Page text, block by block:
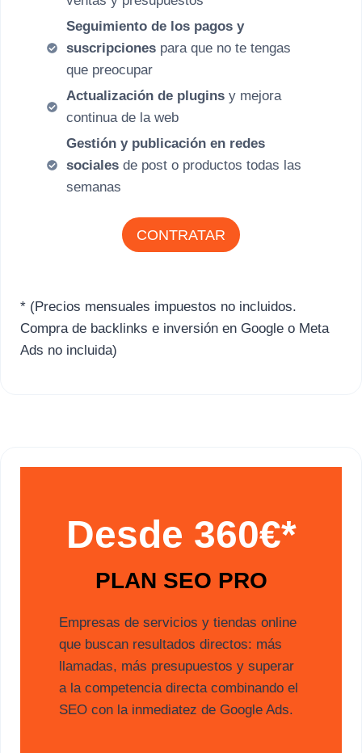
Seguimiento de los pagos y
suscripciones para que no te tengas
que preocupar
Actualización de plugins y mejora
continua de la web
Gestión y publicación en redes
sociales de post o productos todas las
semanas
CONTRATAR
* (Precios mensuales impuestos no incluidos.
Compra de backlinks e inversión en Google o Meta
Ads no incluida)
Desde 360€*
PLAN SEO PRO
Empresas de servicios y tiendas online
que buscan resultados directos: más
llamadas, más presupuestos y superar
a la competencia directa combinando el
SEO con la inmediatez de Google Ads.